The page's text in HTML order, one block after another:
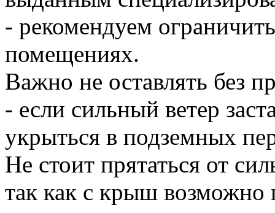
- рекомендуем
помещениях.
Важно не оставлять без
- если сильный ветер
укрыться в подземных
Не стоит прятаться от
так как с крыш